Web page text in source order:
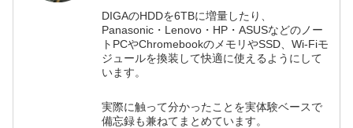
DIGAのHDDを6TBに増量したり、
Panasonic・Lenovo・HP・ASUSなどのノー
トPCやChromebookのメモリやSSD、Wi-Fiモ
ジュールを換装して快適に使えるようにして
います。
実際に触って分かったことを実体験ベースで
備忘録も兼ねてまとめています。